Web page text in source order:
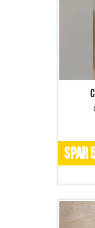
SPAR